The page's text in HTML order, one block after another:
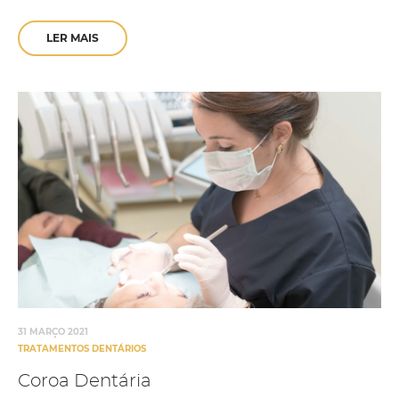
LER MAIS
31 MARÇO 2021
TRATAMENTOS DENTÁRIOS
Coroa Dentária